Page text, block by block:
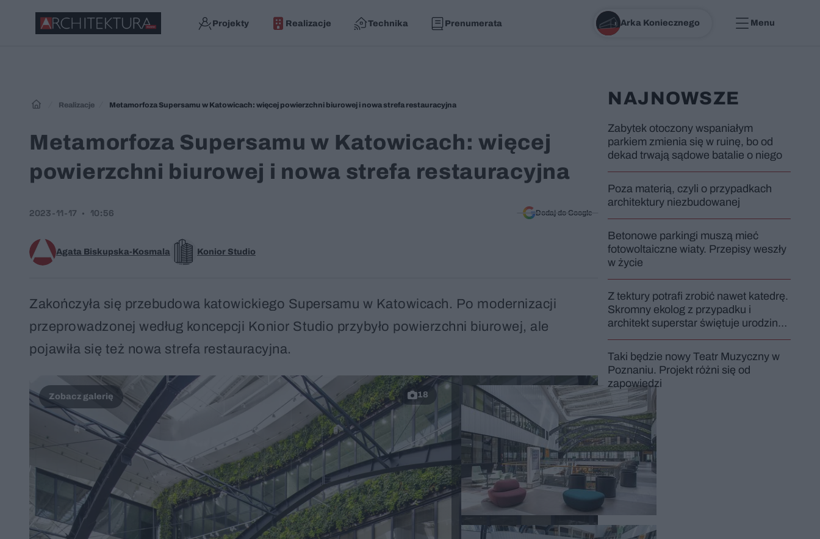
Projekty Realizacje Technika Prenumerata Arka Koniecznego Menu
Realizacje Metamorfoza Supersamu w Katowicach: więcej powierzchni biurowej i nowa strefa restauracyjna
Metamorfoza Supersamu w Katowicach: więcej
powierzchni biurowej i nowa strefa restauracyjna
Agata Biskupska-Kosmala Konior Studio
2023-11-17 10:56 Dodaj do Google
Zakończyła się przebudowa katowickiego Supersamu w Katowicach. Po modernizacji
przeprowadzonej według koncepcji Konior Studio przybyło powierzchni biurowej, ale
pojawiła się też nowa strefa restauracyjna.
18
NAJNOWSZE
Zabytek otoczony wspaniałym
parkiem zmienia się w ruinę, bo od
dekad trwają sądowe batalie o niego
Poza materią, czyli o przypadkach
architektury niezbudowanej
Betonowe parkingi muszą mieć
fotowoltaiczne wiaty. Przepisy weszły
w życie
Z tektury potrafi zrobić nawet katedrę.
Skromny ekolog z przypadku i
architekt superstar świętuje urodziny.
Shigeru Ban: "Byłem rozczarowany
moim zawodem"
Taki będzie nowy Teatr Muzyczny w
Poznaniu. Projekt różni się od
zapowiedzi